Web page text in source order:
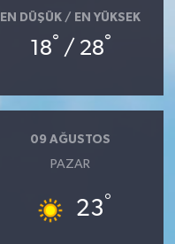
EN DÜŞÜK / EN YÜKSEK
18° / 28°
09 AĞUSTOS
PAZAR
23°